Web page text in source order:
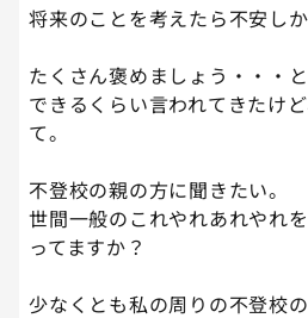
将来のことを考えたら不安しか
たくさん褒めましょう・・・
できるくらい言われてきたけ
て。
不登校の親の方に聞きたい。
世間一般のこれやれあれやれ
ってますか？
少なくとも私の周りの不登校